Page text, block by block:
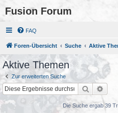
Fusion Forum
FAQ
Foren-Übersicht Suche Aktive
Aktive Themen
Zur erweiterten Suche
Suche
Die Suche ergab 39